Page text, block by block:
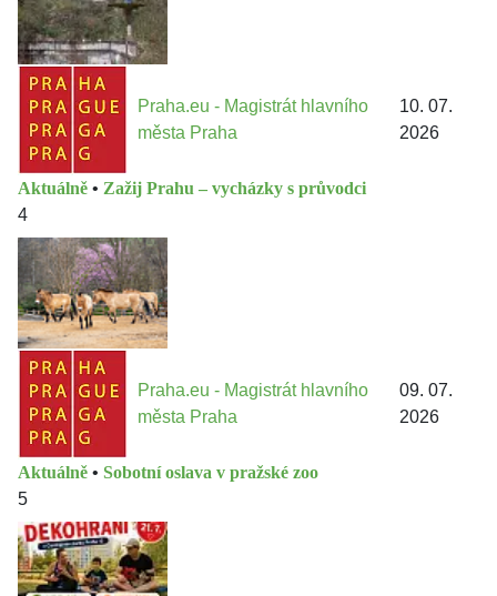
Praha.eu - Magistrát hlavního
města Praha
10. 07.
2026
Aktuálně • Zažij Prahu – vycházky s průvodci
4
Praha.eu - Magistrát hlavního
města Praha
09. 07.
2026
Aktuálně • Sobotní oslava v pražské zoo
5